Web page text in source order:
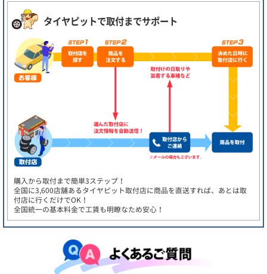
タイヤピットで取付までサポート
購入から取付まで簡単3ステップ！
全国に3,600店舗あるタイヤピット取付店に商品を直送すれば、あとは取
付店に行くだけでOK！
全国統一の基本料金で工賃も明瞭なため安心！